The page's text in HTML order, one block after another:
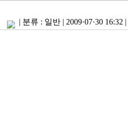
| 분류 : 일반 | 2009·07·30 16:32 |